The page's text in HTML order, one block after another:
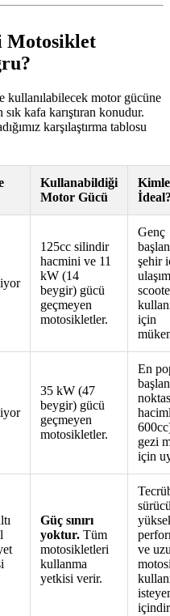
Motosiklet
kullanılabilecek motor gücüne
kafa karıştıran konudur.
karşılaştırma tablosu
Kullanabildiği
Motor Gücü
125cc silindir
hacmini ve 11
kW (14
beygir) gücü
geçmeyen
motosikletler.
Genç
şehir
için
35 kW (47
beygir) gücü
geçmeyen
motosikletler.
En
gezi
için
Güç sınırı
yoktur. Tüm
motosikletleri
kullanma
yetkisi verir.
ve